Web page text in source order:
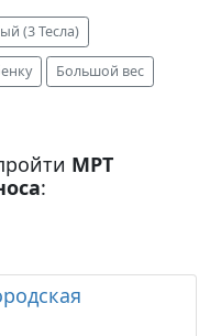
(3 Тесла)
Большой вес
МРТ
: